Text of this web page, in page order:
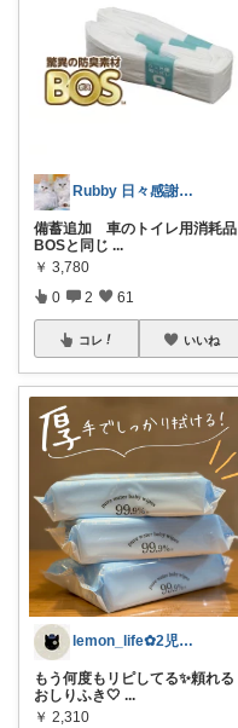
Rubby 日々感謝です✨
備蓄追加 車のトイレ用消耗品
BOSと同じ ...
￥ 3,780
0 2 61
コレ いいね
lemon_life✿2児ママ
もう何度もリピしてる✨頼れる
おしりふき🤍 ...
￥ 2,310